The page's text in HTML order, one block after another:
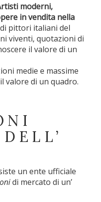
moderni,
in vendita nella
pittori italiani del
viventi, quotazioni di
il valore di un
medie e massime
valore di un quadro.
un ente ufficiale
di mercato di un’